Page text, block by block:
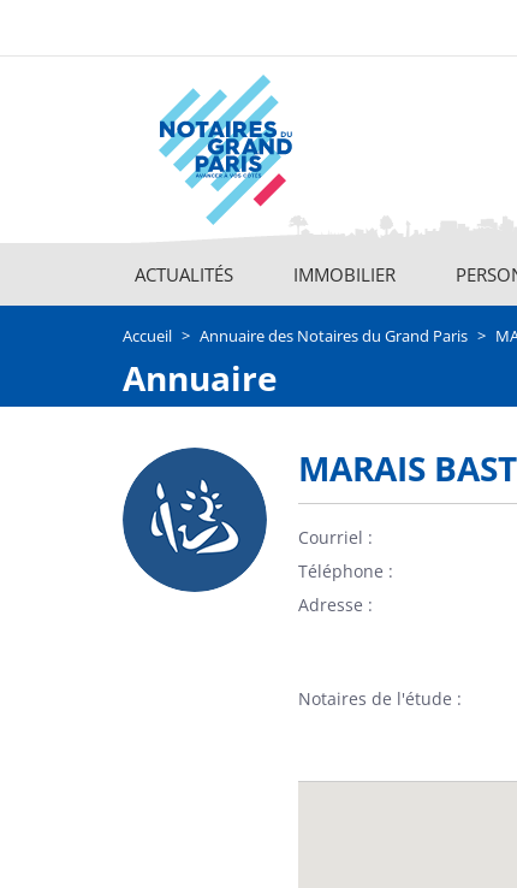
contenu
navigation
ACTUALITÉS IMMOBILIER
Accueil Annuaire des Notaires du Grand Paris
Annuaire
Picto MARAIS
Courriel
Téléphone
Adresse
Notaires de l'étude :